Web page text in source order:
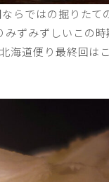
らではの掘りた
ずみずしいこの
海道便り最終回